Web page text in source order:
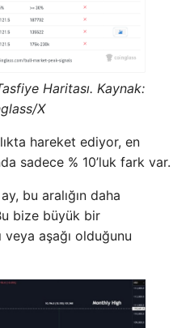
Haritası. Kaynak:
X
hareket ediyor, en
sadece % 10’luk fark var.
bu aralığın daha
bize büyük bir
veya aşağı olduğunu